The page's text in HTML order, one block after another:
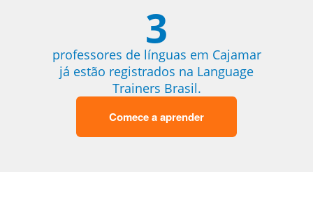
3
professores de línguas em Cajamar
já estão registrados na Language
Trainers Brasil.
Comece a aprender